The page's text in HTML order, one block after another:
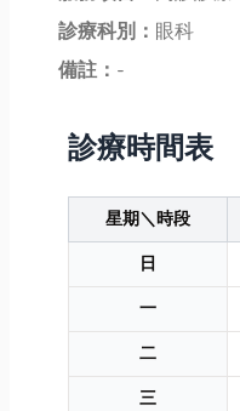
診療科別： 眼科
備註： -
診療時間表
星期＼時段
日
一
二
三